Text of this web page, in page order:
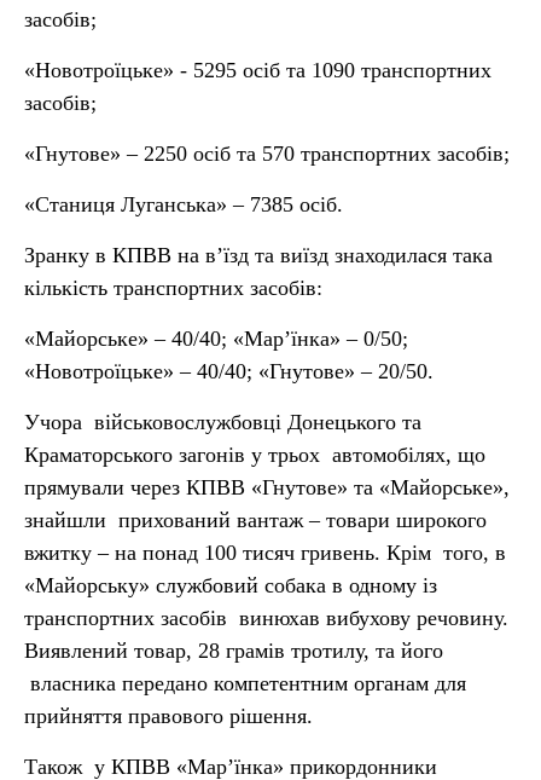
засобів;
«Новотроїцьке» - 5295 осіб та 1090 транспортних
засобів;
«Гнутове» – 2250 осіб та 570 транспортних засобів;
«Станиця Луганська» – 7385 осіб.
Зранку в КПВВ на в’їзд та виїзд знаходилася така
кількість транспортних засобів:
«Майорське» – 40/40; «Мар’їнка» – 0/50;
«Новотроїцьке» – 40/40; «Гнутове» – 20/50.
Учора військовослужбовці Донецького та
Краматорського загонів у трьох автомобілях, що
прямували через КПВВ «Гнутове» та «Майорське»,
знайшли прихований вантаж – товари широкого
вжитку – на понад 100 тисяч гривень. Крім того, в
«Майорську» службовий собака в одному із
транспортних засобів винюхав вибухову речовину.
Виявлений товар, 28 грамів тротилу, та його
власника передано компетентним органам для
прийняття правового рішення.
Також у КПВВ «Мар’їнка» прикордонники